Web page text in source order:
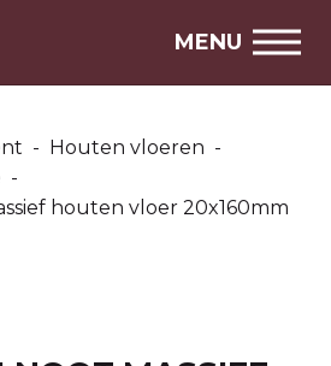
MENU
- Houten vloeren -
-
houten vloer 20x160mm